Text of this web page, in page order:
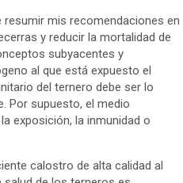
mis recomendaciones en
y reducir la mortalidad de
subyacentes y
al que está expuesto el
del ternero debe ser lo
Por supuesto, el medio
exposición, la inmunidad o
calostro de alta calidad al